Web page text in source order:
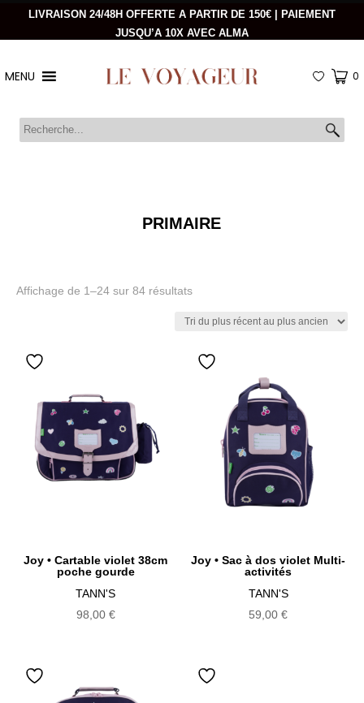
LIVRAISON 24/48H OFFERTE A PARTIR DE 150€ | PAIEMENT
JUSQU’A 10X AVEC ALMA
MENU 0
PRIMAIRE
Affichage de 1–24 sur 84 résultatsTrié
plus
au
Joy • Cartable violet 38cm
poche gourde
TANN'S
98,00 €
Joy • Sac à dos violet Multi-
activités
TANN'S
59,00€